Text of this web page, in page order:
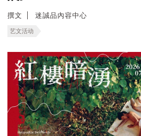
撰文 迷誠品內容中心
艺文活动